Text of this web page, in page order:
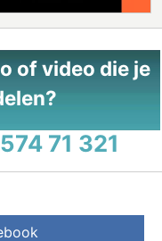
of video die je
71 321